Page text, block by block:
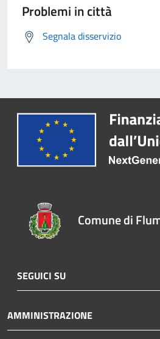
Problemi in città
Segnala disservizio
Comune di
SEGUICI SU
AMMINISTRAZIONE